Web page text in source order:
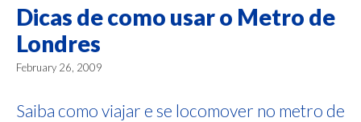
Dicas de como usar o Metro de
Londres
February 26, 2009
Saiba como viajar e se locomover no metro de